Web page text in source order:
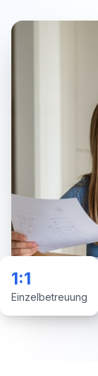
1:1
Einzelbetreuung